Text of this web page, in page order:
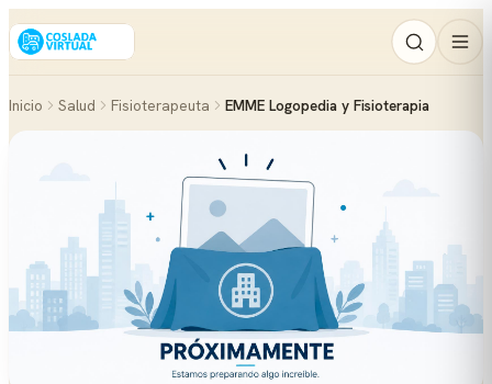
Inicio Salud Fisioterapeuta EMME Logopedia y Fisioterapia